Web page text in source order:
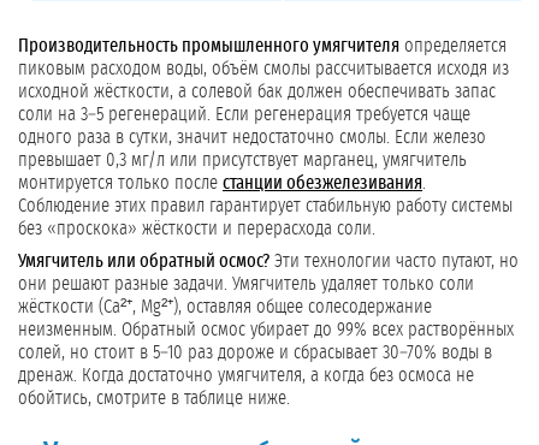
Производительность промышленного умягчителя определяется
пиковым расходом воды, объём смолы рассчитывается исходя из
исходной жёсткости, а солевой бак должен обеспечивать запас
соли на 3–5 регенераций. Если регенерация требуется чаще
одного раза в сутки, значит недостаточно смолы. Если железо
превышает 0,3 мг/л или присутствует марганец, умягчитель
монтируется только после станции обезжелезивания
Соблюдение этих правил гарантирует стабильную работу системы
без «проскока» жёсткости и перерасхода соли.
Умягчитель или обратный осмос? Эти технологии часто путают, но
они решают разные задачи. Умягчитель удаляет только соли
жёсткости (Ca²⁺, Mg²⁺), оставляя общее солесодержание
неизменным. Обратный осмос убирает до 99% всех растворённых
солей, но стоит в 5–10 раз дороже и сбрасывает 30–70% воды в
дренаж. Когда достаточно умягчителя, а когда без осмоса не
обойтись, смотрите в таблице ниже.